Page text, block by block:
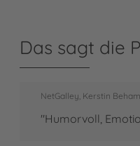
Das sagt die
NetGalley, Kerstin Beham
"Humorvoll,